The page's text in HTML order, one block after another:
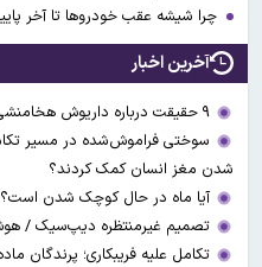
چرا شیشه عقب خودروها تا آخر
آخرین اخبار
۹ حقیقت درباره داریوش هخامنشی که شاید نمی‌دانستید
سوختی فراموش‌شده در مسیر
شدن مغز انسان کمک کردند؟
آیا ماه در حال کوچک شدن است؟
تصمیم غیرمنتظره دیپ‌سیک /
تکامل علیه فریبکاری؛ پرندگان